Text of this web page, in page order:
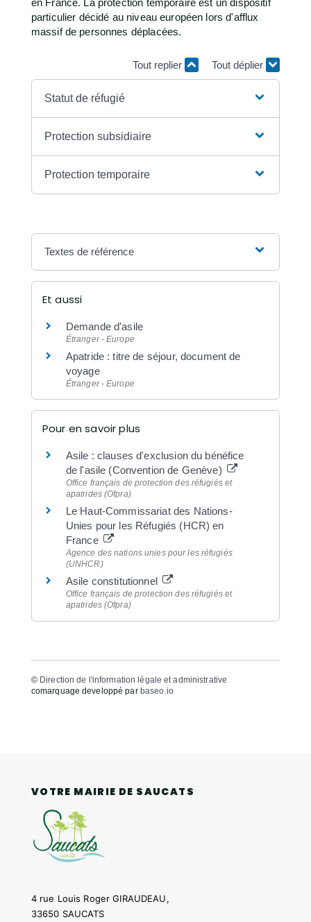
en France. La protection temporaire est un dispositif
particulier décidé au niveau européen lors d'afflux
massif de personnes déplacées.
Tout replier Tout déplier
Statut de réfugié
Protection subsidiaire
Protection temporaire
Textes de référence
Et aussi
Demande d'asile
Étranger - Europe
Apatride : titre de séjour, document de
voyage
Étranger - Europe
Pour en savoir plus
Asile : clauses d'exclusion du bénéfice
de l'asile (Convention de Genève)
Office français de protection des réfugiés et
apatrides (Ofpra)
Le Haut-Commissariat des Nations-
Unies pour les Réfugiés (HCR) en
France
Agence des nations unies pour les réfugiés
(UNHCR)
Asile constitutionnel
Office français de protection des réfugiés et
apatrides (Ofpra)
© Direction de l'information légale et administrative
comarquage developpé par baseo.io
VOTRE MAIRIE DE SAUCATS
4 rue Louis Roger GIRAUDEAU,
33650 SAUCATS